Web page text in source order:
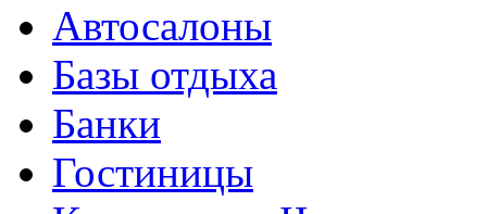
Автосалоны
Базы отдыха
Банки
Гостиницы